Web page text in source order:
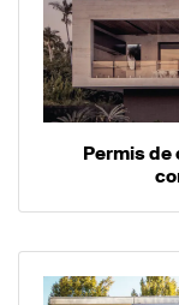
Permis de